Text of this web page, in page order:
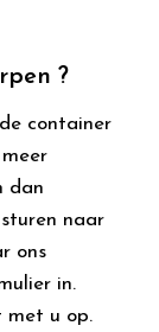
?
container
dan
naar
ons
in.
met u op.